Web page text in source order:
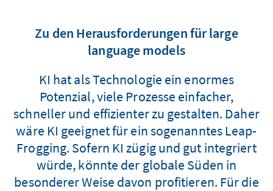
Zu den Herausforderungen für large
language models
KI hat als Technologie ein enormes
Potenzial, viele Prozesse einfacher,
schneller und effizienter zu gestalten. Daher
wäre KI geeignet für ein sogenanntes Leap-
Frogging. Sofern KI zügig und gut integriert
würde, könnte der globale Süden in
besonderer Weise davon profitieren. Für die